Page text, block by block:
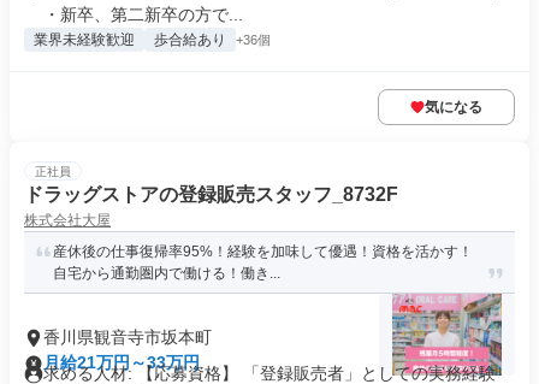
・新卒、第二新卒の方で...
業界未経験歓迎 歩合給あり +36個
気になる
正社員
ドラッグストアの登録販売スタッフ_8732F
株式会社大屋
産休後の仕事復帰率95%！経験を加味して優遇！資格を活かす！
自宅から通勤圏内で働ける！働き...
香川県観音寺市坂本町
月給21万円～33万円
求める人材: 【応募資格】 「登録販売者」としての実務経験